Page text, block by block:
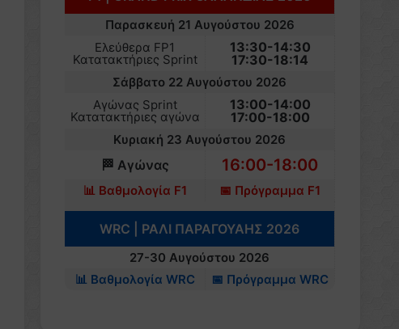
Παρασκευή 21 Αυγούστου 2026
Ελεύθερα FP1
Κατατακτήριες Sprint
13:30-14:30
17:30-18:14
Σάββατο 22 Αυγούστου 2026
Αγώνας Sprint
Κατατακτήριες αγώνα
13:00-14:00
17:00-18:00
Κυριακή 23 Αυγούστου 2026
🏁 Αγώνας 16:00-18:00
📊 Βαθμολογία F1 📅 Πρόγραμμα F1
WRC | ΡΑΛΙ ΠΑΡΑΓΟΥΑΗΣ 2026
27-30 Αυγούστου 2026
📊 Βαθμολογία WRC
📅 Πρόγραμμα WRC